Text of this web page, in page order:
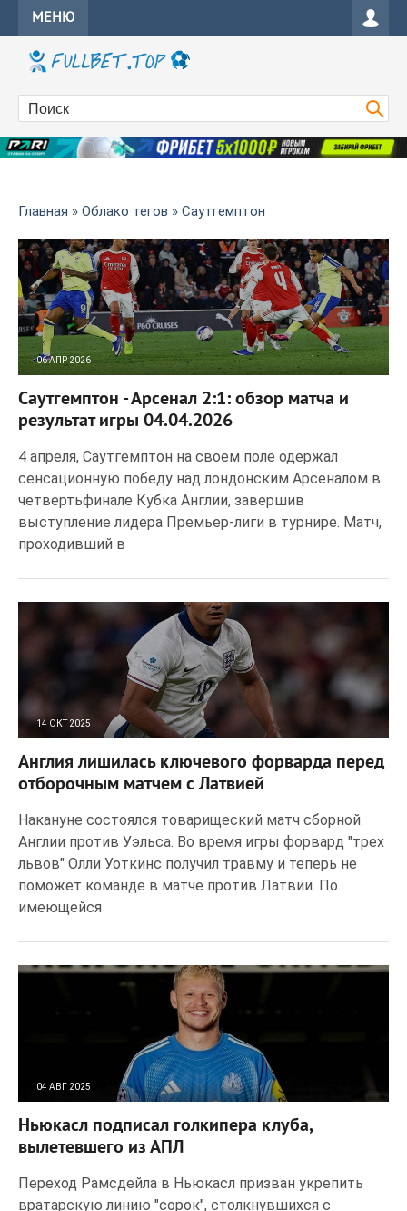
МЕНЮ
Главная » Облако тегов » Саутгемптон
06 АПР 2026
Саутгемптон - Арсенал 2:1: обзор матча и
результат игры 04.04.2026
4 апреля, Саутгемптон на своем поле одержал
сенсационную победу над лондонским Арсеналом в
четвертьфинале Кубка Англии, завершив
выступление лидера Премьер-лиги в турнире. Матч,
проходивший в
14 ОКТ 2025
Англия лишилась ключевого форварда перед
отборочным матчем с Латвией
Накануне состоялся товарищеский матч сборной
Англии против Уэльса. Во время игры форвард "трех
львов" Олли Уоткинс получил травму и теперь не
поможет команде в матче против Латвии. По
имеющейся
04 АВГ 2025
Ньюкасл подписал голкипера клуба,
вылетевшего из АПЛ
Переход Рамсдейла в Ньюкасл призван укрепить
вратарскую линию "сорок", столкнувшихся с